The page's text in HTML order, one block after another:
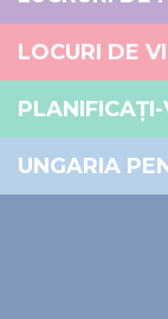
LOCURI DE
UNGARIA